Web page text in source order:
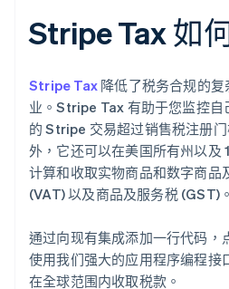
Stripe Tax 如
Stripe Tax 降低了税务合规的
业。Stripe Tax 有助于您监控自
的 Stripe 交易超过销售税注册
外，它还可以在美国所有州以及
计算和收取实物商品和数字商品
(VAT) 以及商品及服务税 (GST)。
通过向现有集成添加一行代码，
使用我们强大的应用程序编程接
在全球范围内收取税款。